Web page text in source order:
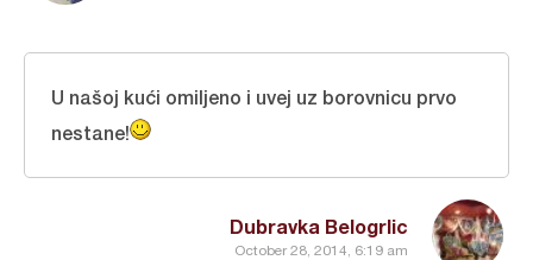
Dubravka Belogrlic
October 28, 2014, 6:19 am
U našoj kući omiljeno i uvej uz borovnicu prvo
nestane!